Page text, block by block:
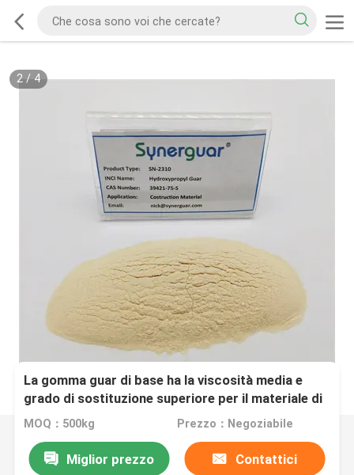
2/ 4
La gomma guar di base ha la viscosità media e
grado di sostituzione superiore per il materiale di
Costruction
MOQ：500kg Prezzo：Negoziabile
Miglior prezzo Contattici